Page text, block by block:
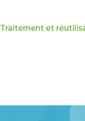
Traitement et